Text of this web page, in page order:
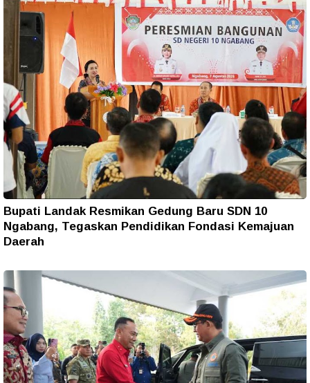
Bupati Landak Resmikan Gedung Baru SDN 10
Ngabang, Tegaskan Pendidikan Fondasi Kemajuan
Daerah